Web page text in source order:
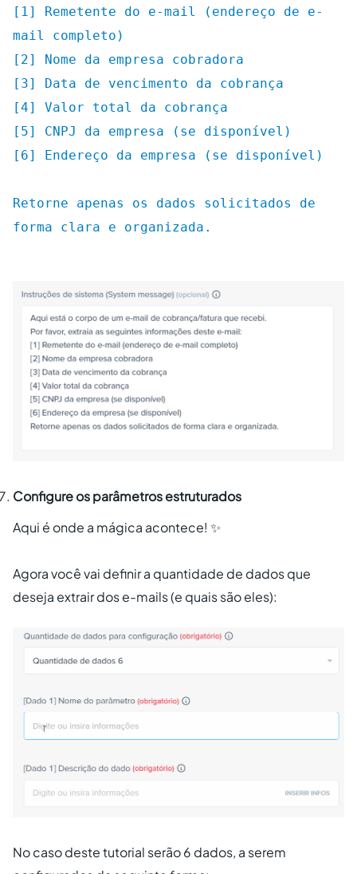
[1] Remetente do e-mail (endereço de e-
mail completo)
[2] Nome da empresa cobradora
[3] Data de vencimento da cobrança
[4] Valor total da cobrança
[5] CNPJ da empresa (se disponível)
[6] Endereço da empresa (se disponível)
Retorne apenas os dados solicitados de
forma clara e organizada.
Configure os parâmetros estruturados
Aqui é onde a mágica acontece! ✨
Agora você vai definir a quantidade de dados que
deseja extrair dos e-mails (e quais são eles):
No caso deste tutorial serão 6 dados, a serem